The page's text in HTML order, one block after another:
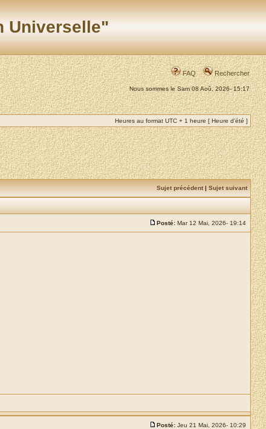
Universelle"
FAQ Rechercher
Nous sommes le Sam 08 Aoû, 2026- 15:17
Heures au format UTC + 1 heure [ Heure d’été ]
Sujet précédent| Sujet suivant
Posté: Mar 12 Mai, 2026- 19:14
Posté: Jeu 21 Mai, 2026- 10:29